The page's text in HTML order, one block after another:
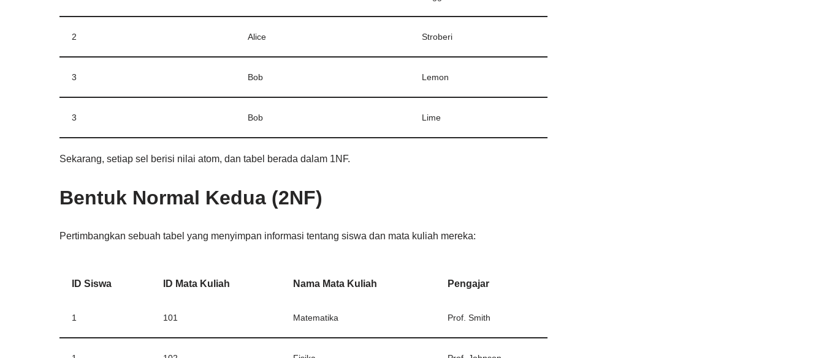
2 Alice Stroberi
3 Bob Lemon
3 Bob Lime
Sekarang, setiap sel berisi nilai atom, dan tabel berada dalam 1NF.
Bentuk Normal Kedua (2NF)
Pertimbangkan sebuah tabel yang menyimpan informasi tentang siswa dan mata kuliah mereka:
ID Siswa ID Mata Kuliah Nama Mata Kuliah Pengajar
1 101 Matematika Prof. Smith